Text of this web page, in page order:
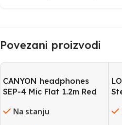
Povezani proizvodi
CANYON headphones
SEP-4 Mic Flat 1.2m Red
Na stanju